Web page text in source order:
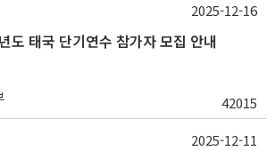
도 태국 단기연수 참가자 모집 안내
42015
2025-12-16
2025-12-11